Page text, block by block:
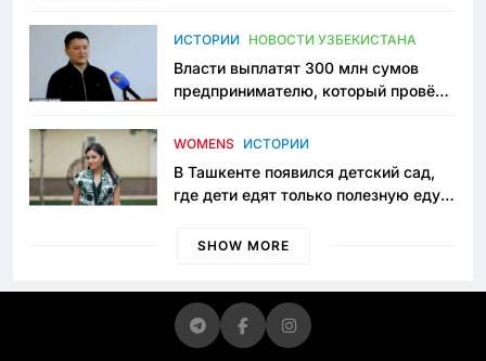
пространство
ИСТОРИИ НОВОСТИ УЗБЕКИСТАНА
Власти выплатят 300 млн сумов
предпринимателю, который провёл
приговору
WOMENS ИСТОРИИ
В Ташкенте появился детский сад,
где дети едят только полезную еду.
просить «кашу без сахара»
SHOW MORE